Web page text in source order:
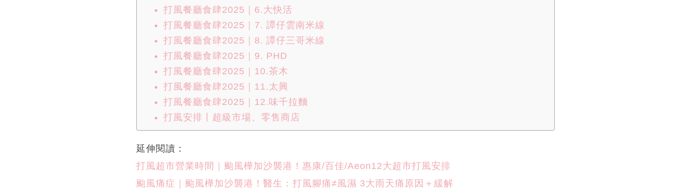
打風餐廳食肆2025｜6.大快活
打風餐廳食肆2025｜7. 譚仔雲南米線
打風餐廳食肆2025｜8. 譚仔三哥米線
打風餐廳食肆2025｜9. PHD
打風餐廳食肆2025｜10.茶木
打風餐廳食肆2025｜11.太興
打風餐廳食肆2025｜12.味千拉麵
打風安排丨超級市場、零售商店
延伸閱讀：
打風超市營業時間｜颱風樺加沙襲港！惠康/百佳/Aeon12大超市打風安排
颱風痛症｜颱風樺加沙襲港！醫生：打風腳痛≠風濕 3大雨天痛原因＋緩解